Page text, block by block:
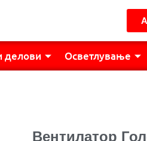
делови Осветлување
Вентилатор